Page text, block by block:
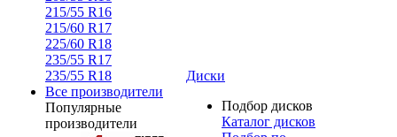
215/55 R16
215/60 R17
225/60 R18
235/55 R17
235/55 R18
Все производители
Популярные
производители
Диски
Подбор дисков
Каталог дисков